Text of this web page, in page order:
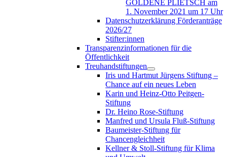
GOLDENE PLIETSCH am
1. November 2021 um 17 Uhr
Datenschutzerklärung Förderanträge
2026/27
Stifter:innen
Transparenzinformationen für die
Öffentlichkeit
Treuhandstiftungen
Iris und Hartmut Jürgens Stiftung –
Chance auf ein neues Leben
Karin und Heinz-Otto Peitgen-
Stiftung
Dr. Heino Rose-Stiftung
Manfred und Ursula Fluß-Stiftung
Baumeister-Stiftung für
Chancengleichheit
Kellner & Stoll-Stiftung für Klima